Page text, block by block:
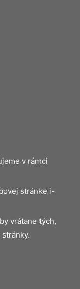
v rámci
stránke i-
vrátane tých,